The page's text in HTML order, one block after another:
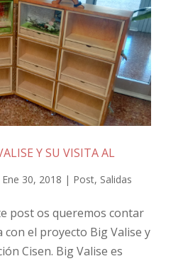
Y SU VISITA AL
Ene 30, 2018 | Post, Salidas
queremos contar
el proyecto Big Valise y
Cisen. Big Valise es